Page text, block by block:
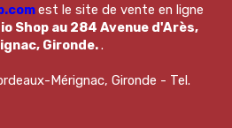
est le site de vente en ligne
Shop au 284 Avenue d'Arès,
Gironde..
Mérignac, Gironde - Tel.